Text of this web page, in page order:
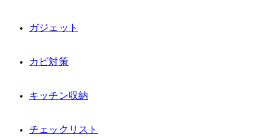
#ガジェット
#カビ対策
#キッチン収納
#チェックリスト